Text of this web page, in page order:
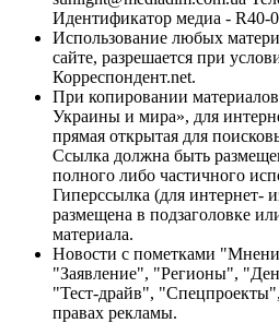
Идентификатор медиа - R40-
Использование любых
сайте, разрешается при
Корреспондент.net.
При копировании
Украины и мира», для
прямая открытая для
Ссылка должна быть
полного либо частичного
Гиперссылка (для интернет-
размещена в подзаголовке
материала.
Новости с пометками
"Заявление", "Регионы",
"Тест-драйв",
правах рекламы.